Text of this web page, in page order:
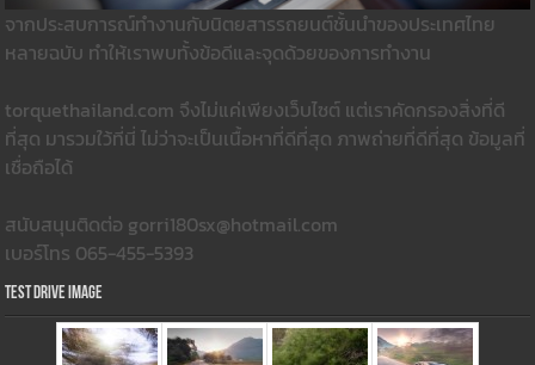
จากประสบการณ์ทำงานกับนิตยสารรถยนต์ชั้นนำของประเทศไทย
หลายฉบับ ทำให้เราพบทั้งข้อดีและจุดด้วยของการทำงาน
torquethailand.com จึงไม่แค่เพียงเว็บไซต์ แต่เราคัดกรองสิ่งที่ดี
ที่สุด มารวมใว้ที่นี่ ไม่ว่าจะเป็นเนื้อหาที่ดีที่สุด ภาพถ่ายที่ดีที่สุด ข้อมูลที่
เชื่อถือได้
สนับสนุนติดต่อ gorri180sx@hotmail.com
เบอร์โทร 065-455-5393
Test Drive Image